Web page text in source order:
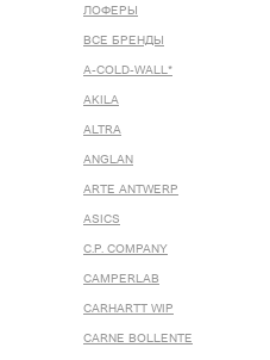
ЛОФЕРЫ
ВСЕ БРЕНДЫ
A-COLD-WALL*
AKILA
ALTRA
ANGLAN
ARTE ANTWERP
ASICS
C.P. COMPANY
CAMPERLAB
CARHARTT WIP
CARNE BOLLENTE